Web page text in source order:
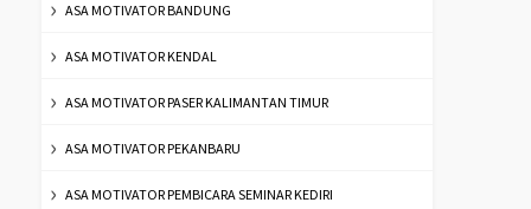
ASA MOTIVATOR BANDUNG
ASA MOTIVATOR KENDAL
ASA MOTIVATOR PASER KALIMANTAN TIMUR
ASA MOTIVATOR PEKANBARU
ASA MOTIVATOR PEMBICARA SEMINAR KEDIRI